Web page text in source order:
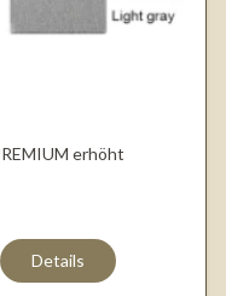
erhöht
Details